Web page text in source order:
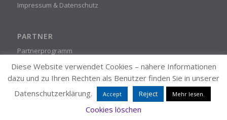
Impressum & Datenschutz
PARTNER
Partnerprogramm
STEADYPRINT
© K-iS Systemhaus Unternehmensgruppe
Diese Website verwendet Cookies – nähere Informationen
dazu und zu Ihren Rechten als Benutzer finden Sie in unserer
Datenschutzerklärung.
Accept Reject Mehr lesen.
Cookies löschen